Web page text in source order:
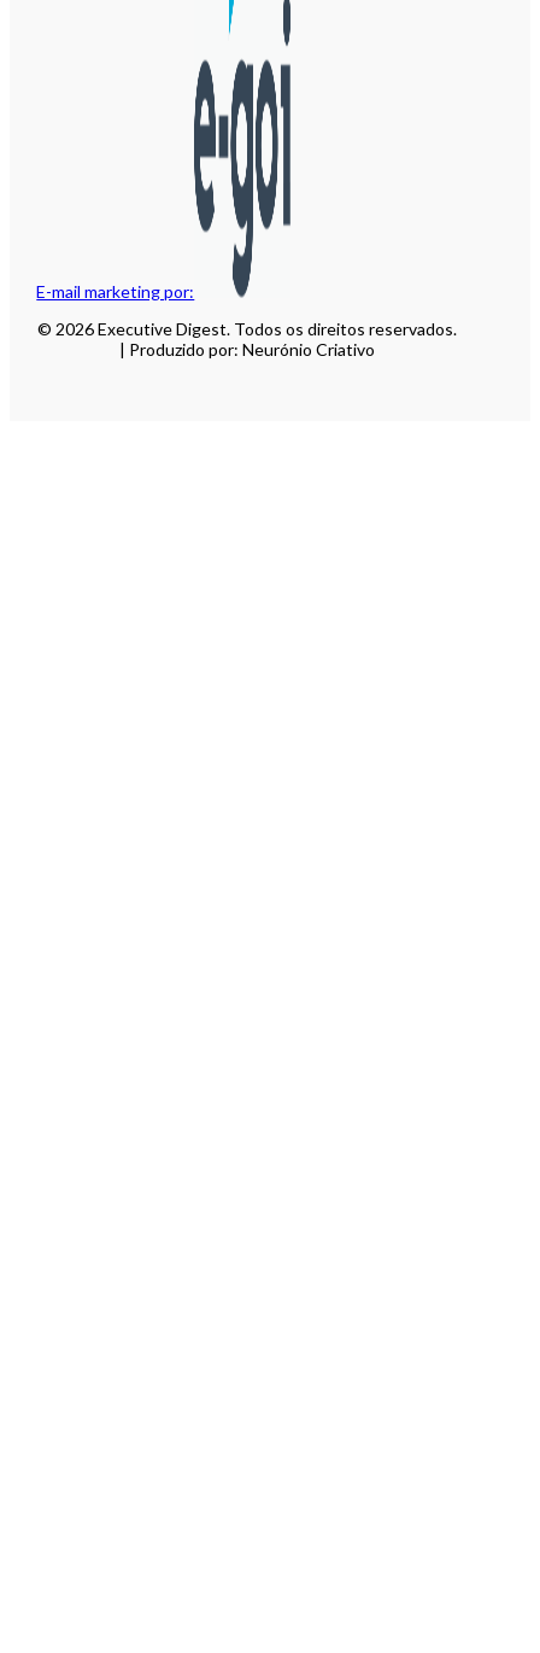
E-mail marketing por:
© 2026 Executive Digest. Todos os direitos reservados.
| Produzido por: Neurónio Criativo